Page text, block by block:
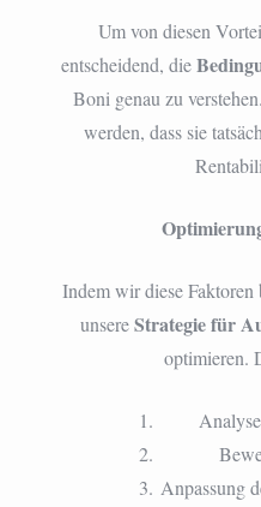
Um von diesen
entscheidend, die
Boni genau zu
werden, dass sie
Indem wir diese
unsereStrategie für
optimieren.
Anpassung